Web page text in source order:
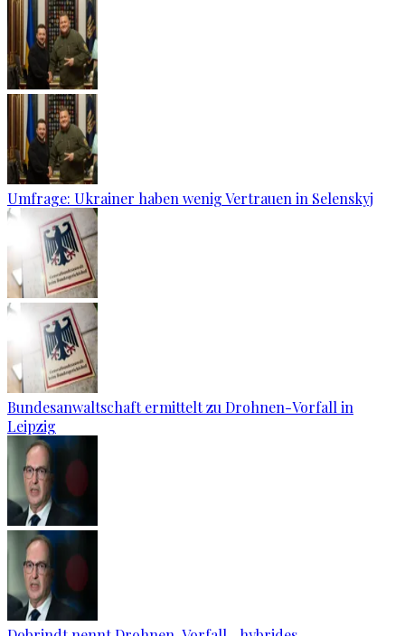
Umfrage: Ukrainer haben wenig Vertrauen in Selenskyj
Bundesanwaltschaft ermittelt zu Drohnen-Vorfall in
Leipzig